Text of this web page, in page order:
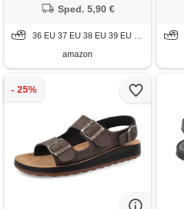
Sped. 5,90 €
36 EU 37 EU 38 EU 39 EU 40 EU 41 EU
amazon